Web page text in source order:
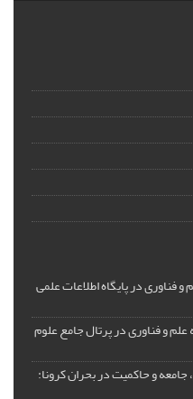
در پایگاه اطلاعات علمی
و فناوری در پرتال جامع علوم
جامعه و حاکمیت در بحران کرونا: